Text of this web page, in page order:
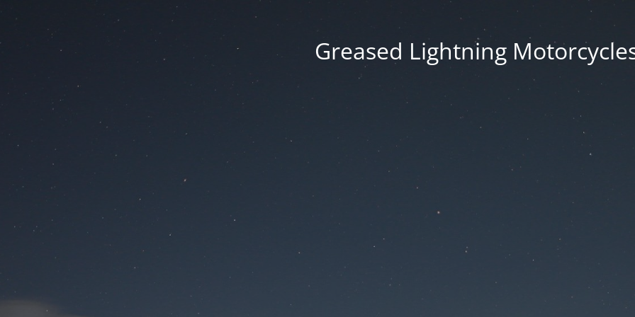
Greased Lightning